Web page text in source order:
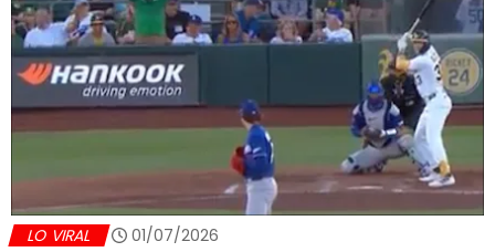
LO VIRAL 01/07/2026